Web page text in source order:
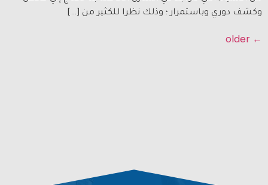
وكشف دوري وباستمرار ؛ وذلك نظرا للكثير من […]
←
older